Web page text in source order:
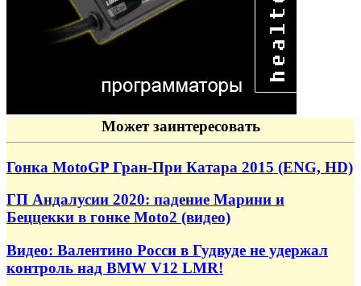
Может заинтересовать
Гонка MotoGP Гран-При Катара 2015 (ENG, HD)
ГП Андалусии 2020: падение Марини и
Беццекки в гонке Moto2 (видео)
Видео: Валентино Росси в Гудвуде не удержал
контроль над BMW V12 LMR!